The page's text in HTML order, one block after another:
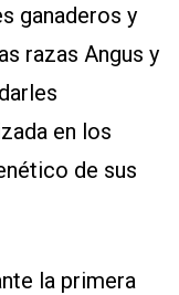
ganaderos y
razas Angus y
en los
de sus
la primera